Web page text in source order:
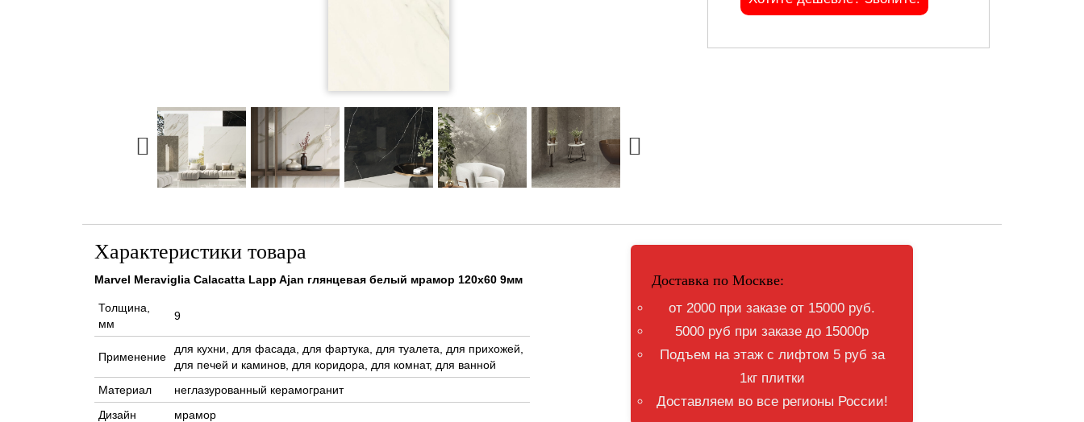
Характеристики товара
Marvel Meraviglia Calacatta Lapp Ajan глянцевая белый мрамор 120x60 9мм
Толщина,
мм
9
Применение
для кухни, для фасада, для фартука, для туалета, для прихожей,
для печей и каминов, для коридора, для комнат, для ванной
Материал
неглазурованный керамогранит
Дизайн
мрамор
Доставка по Москве:
от 2000 при заказе от 15000 руб.
5000 руб при заказе до 15000р
Подъем на этаж с лифтом 5 руб за
1кг плитки
Доставляем во все регионы России!